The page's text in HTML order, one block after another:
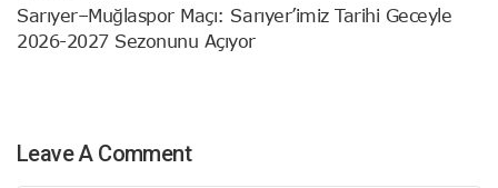
Sarıyer–Muğlaspor Maçı: Sarıyer’imiz Tarihi Geceyle
2026-2027 Sezonunu Açıyor
Leave A Comment